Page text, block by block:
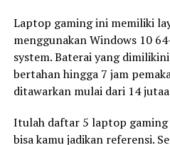
Laptop gaming ini memiliki
menggunakan Windows 10
system. Baterai yang
bertahan hingga 7 jam
ditawarkan mulai dari 14
Itulah daftar 5 laptop
bisa kamu jadikan referensi.